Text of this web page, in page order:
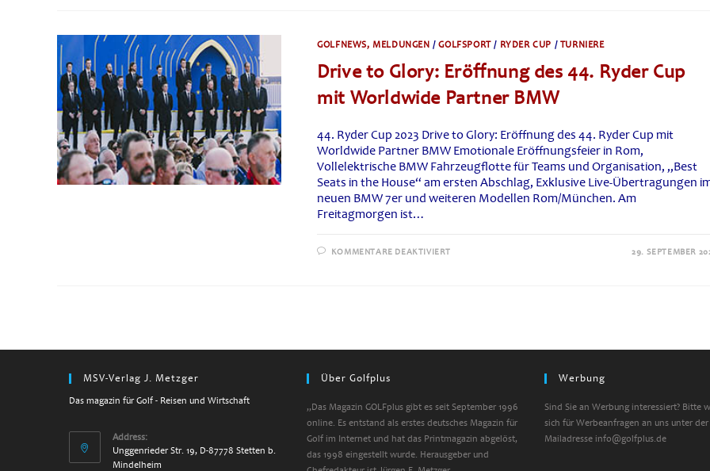
GOLFNEWS, MELDUNGEN /GOLFSPORT/ RYDER CUP / TURNIERE
Drive to Glory: Eröffnung des 44. Ryder Cup
mit Worldwide Partner BMW
44. Ryder Cup 2023 Drive to Glory: Eröffnung des 44. Ryder Cup mit
Worldwide Partner BMW Emotionale Eröffnungsfeier in Rom,
Vollelektrische BMW Fahrzeugflotte für Teams und Organisation, „Best
Seats in the House“ am ersten Abschlag, Exklusive Live-Übertragungen
neuen BMW 7er und weiteren Modellen Rom/München. Am
Freitagmorgen ist…
KOMMENTARE DEAKTIVIERT
WORLDWIDE
29. SEPTEMBER
MSV-Verlag J. Metzger
Das magazin für Golf - Reisen und Wirtschaft
Address:
Unggenrieder Str. 19, D-87778 Stetten b.
Mindelheim
Über Golfplus
„Das Magazin GOLFplus gibt es seit September 1996
online. Es entstand als erstes deutsches Magazin für
Golf im Internet und hat das Printmagazin abgelöst,
das 1998 eingestellt wurde. Herausgeber und
Werbung
Sind Sie an Werbung interessiert? Bitte
sich für Werbeanfragen an uns unter der
Mailadresse info@golfplus.de